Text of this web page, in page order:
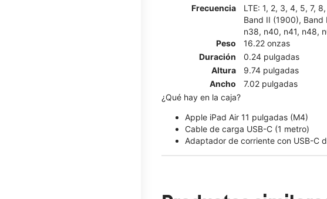
Frecuencia
LTE: 1, 2, 3, 4, 5, 7,
Band II (1900), Band
n38, n40, n41, n48,
Peso
16.22 onzas
Duración
0.24 pulgadas
Altura
9.74 pulgadas
Ancho
7.02 pulgadas
¿Qué hay en la caja?
Apple iPad Air 11 pulgadas (M4)
Cable de carga USB-C (1 metro)
Adaptador de corriente con USB-C